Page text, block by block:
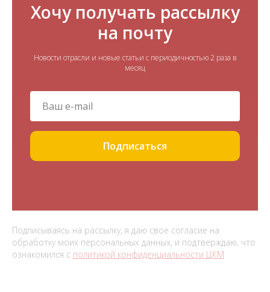
Хочу получать рассылку
на почту
Новости отрасли и новые статьи с периодичностью 2 раза в
месяц
Подписаться
Подписываясь на рассылку, я даю свое согласие на
обработку моих персональных данных, и подтверждаю, что
ознакомился с политикой конфиденциальности ЦКМ